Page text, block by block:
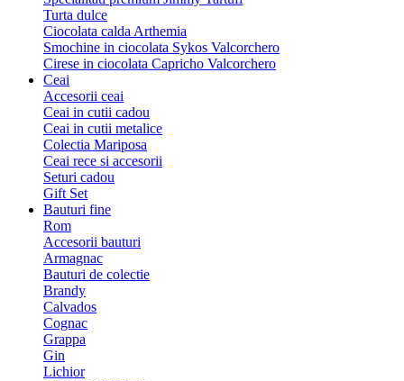
Turta dulce
Ciocolata calda Arthemia
Smochine in ciocolata Sykos Valcorchero
Cirese in ciocolata Capricho Valcorchero
Ceai
Accesorii ceai
Ceai in cutii cadou
Ceai in cutii metalice
Colectia Mariposa
Ceai rece si accesorii
Seturi cadou
Gift Set
Bauturi fine
Rom
Accesorii bauturi
Armagnac
Bauturi de colectie
Brandy
Calvados
Cognac
Grappa
Gin
Lichior